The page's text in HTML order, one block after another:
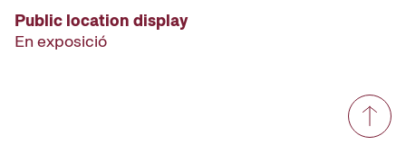
Public location display
En exposició